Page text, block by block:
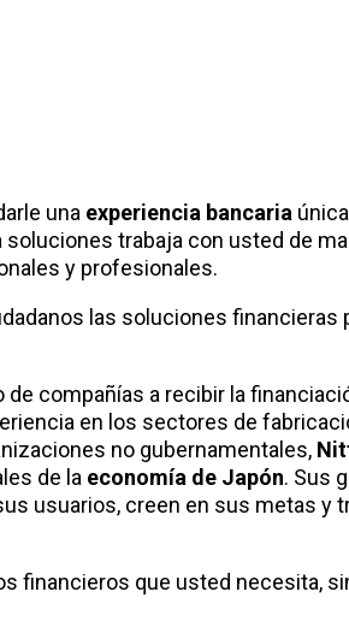
una experiencia bancaria
trabaja con usted de
y profesionales.
las soluciones financieras
de compañías a recibir la
en los sectores de
no gubernamentales,
de la economía de Japón. Sus
usuarios, creen en sus metas y
financieros que usted necesita,